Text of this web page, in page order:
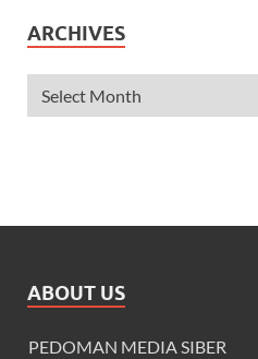
ARCHIVES
ABOUT US
PEDOMAN MEDIA SIBER